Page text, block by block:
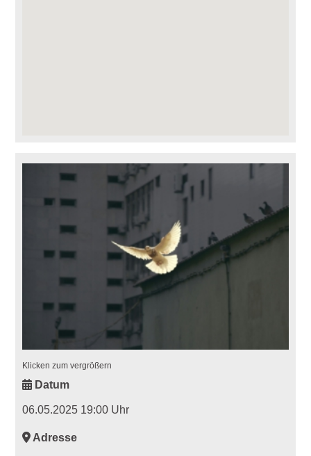
Klicken zum vergrößern
Datum
06.05.2025 19:00 Uhr
Adresse